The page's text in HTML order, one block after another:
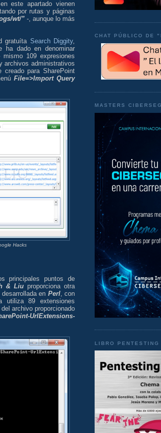
este apartado vienen
por rutas y páginas
wt/” -, aunque lo más
gratuíta Search Diggity,
ha dado en denominar
109 expresiones
archivos administrativos
creado para SharePoint
File=>Import Query
Hacks
principales puntos de
& Liuproporciona otra
desarrollada en Perl, con
utiliza 89 extensiones
archivo proporcionado
UrlExtensions-
CHAT PÚBLICO DE
MASTERS
LIBRO PENTESTING